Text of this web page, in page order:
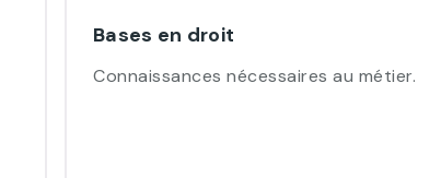
Bases en droit
Connaissances nécessaires au métier.